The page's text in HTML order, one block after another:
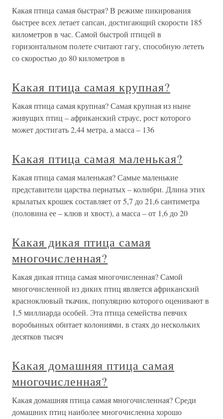
Какая птица самая быстрая? В режиме пикирования
быстрее всех летает сапсан, достигающий скорости 185
километров в час. Самой быстрой птицей в
горизонтальном полете считают гагу, способную лететь
со скоростью до 80 километров в
Какая птица самая крупная?
Какая птица самая крупная? Самая крупная из ныне
живущих птиц – африканский страус, рост которого
может достигать 2,44 метра, а масса – 136
Какая птица самая маленькая?
Какая птица самая маленькая? Самые маленькие
представители царства пернатых – колибри. Длина этих
крылатых крошек составляет от 5,7 до 21,6 сантиметра
(половина ее – клюв и хвост), а масса – от 1,6 до 20
Какая дикая птица самая
многочисленная?
Какая дикая птица самая многочисленная? Самой
многочисленной из диких птиц является африканский
красноклювый ткачик, популяцию которого оценивают в
1,5 миллиарда особей. Эта птица семейства певчих
воробьиных обитает колониями, в стаях до нескольких
десятков тысяч
Какая домашняя птица самая
многочисленная?
Какая домашняя птица самая многочисленная? Среди
домашних птиц наиболее многочисленна хорошо